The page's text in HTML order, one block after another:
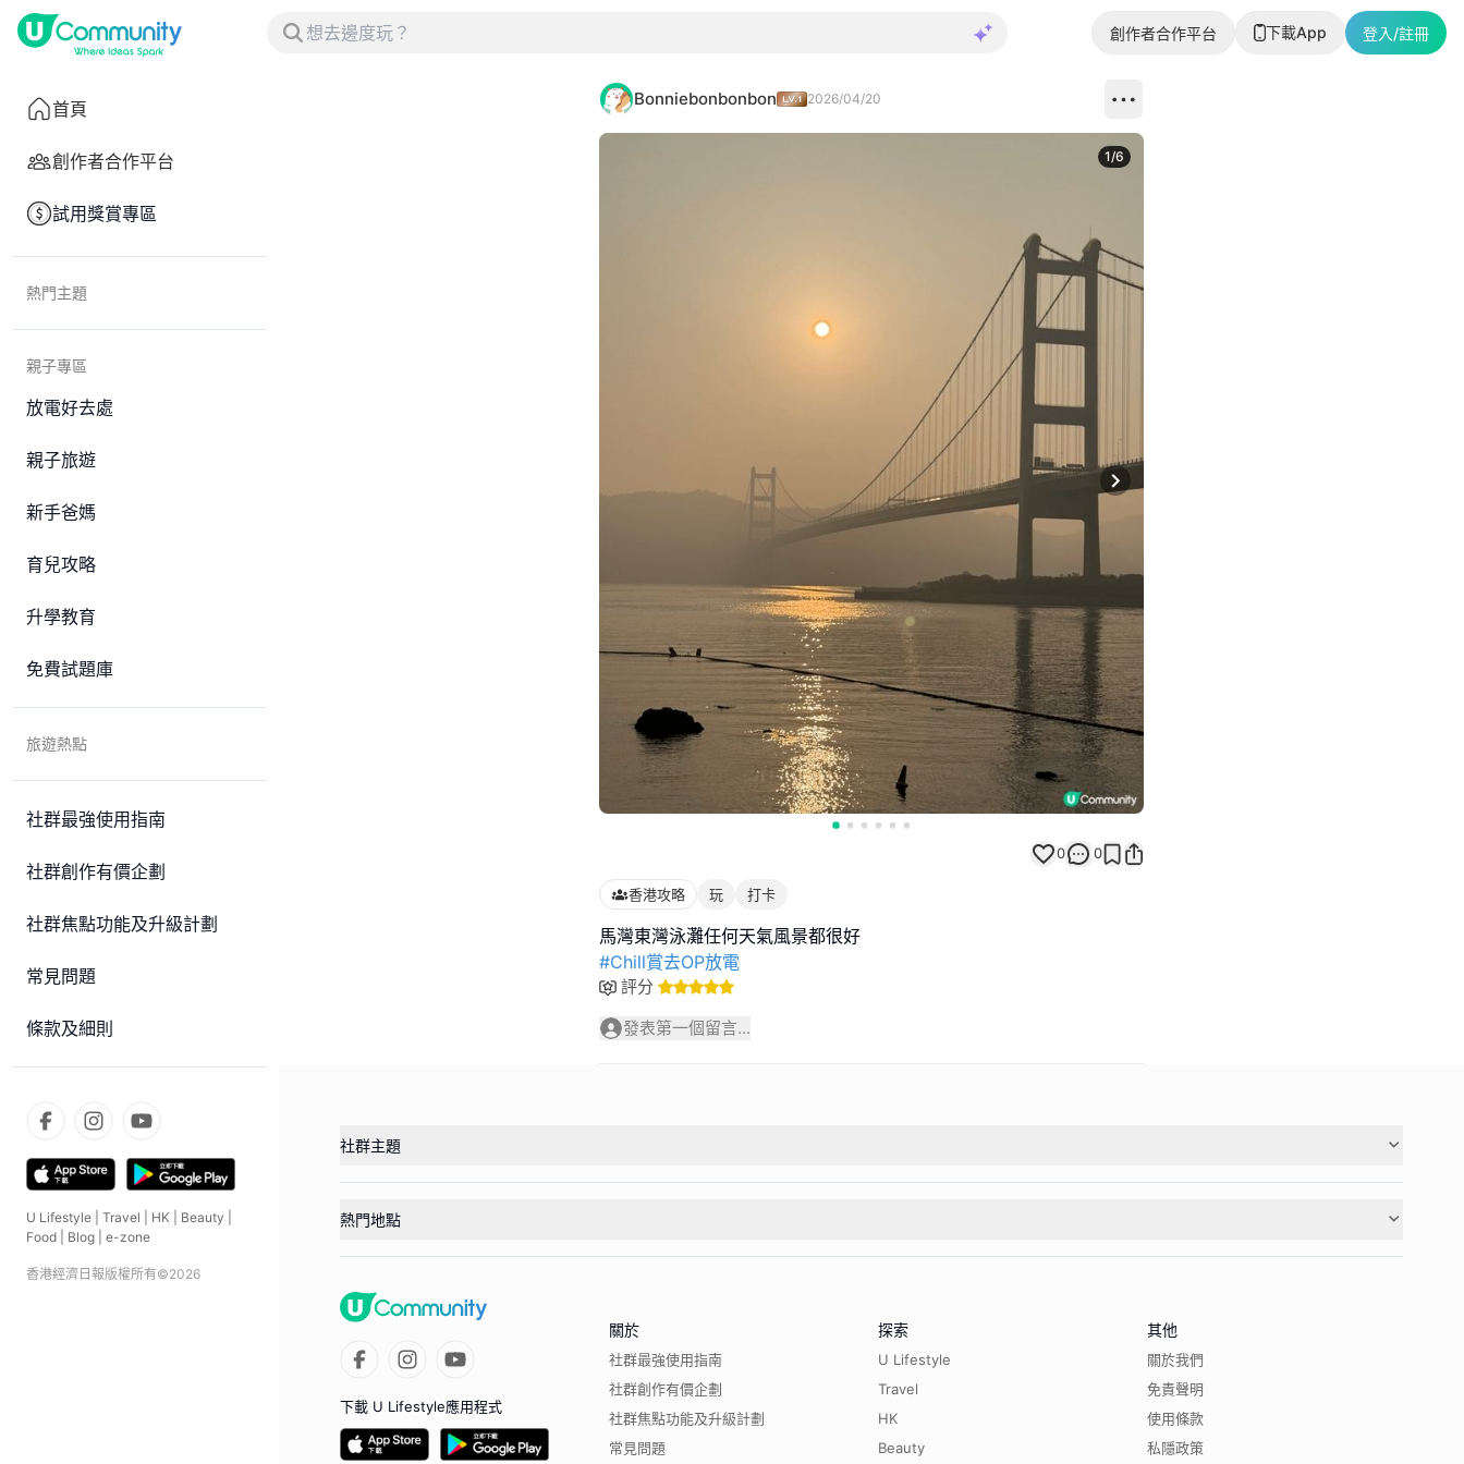
創作者合作平台 下載App 登入/註冊
首頁
創作者合作平台
試用獎賞專區
熱門主題
親子專區
放電好去處
親子旅遊
新手爸媽
育兒攻略
升學教育
免費試題庫
旅遊熱點
社群最強使用指南
社群創作有價企劃
社群焦點功能及升級計劃
常見問題
條款及細則
U Lifestyle Travel HK Beauty
Food
Blog e-zone
香港經濟日報版權所有©2026
Bonniebonbonbon 2026/04/20
Next slide
1/6
0 0
香港攻略 玩 打卡
#Chill賞去OP放電
評分
發表第一個留言...
社群主題
熱門地點
下載 U Lifestyle應用程式
關於
社群最強使用指南
社群創作有價企劃
社群焦點功能及升級計劃
常見問題
探索
U Lifestyle
Travel
HK
Beauty
其他
關於我們
免責聲明
使用條款
私隱政策